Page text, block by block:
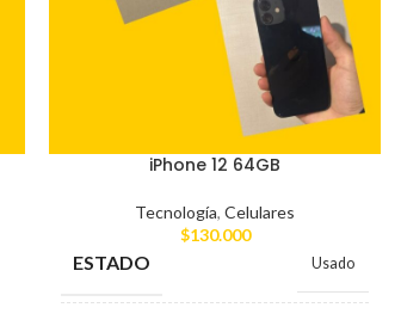
iPhone 12 64GB
Tecnología, Celulares
$130.000
ESTADO Usado